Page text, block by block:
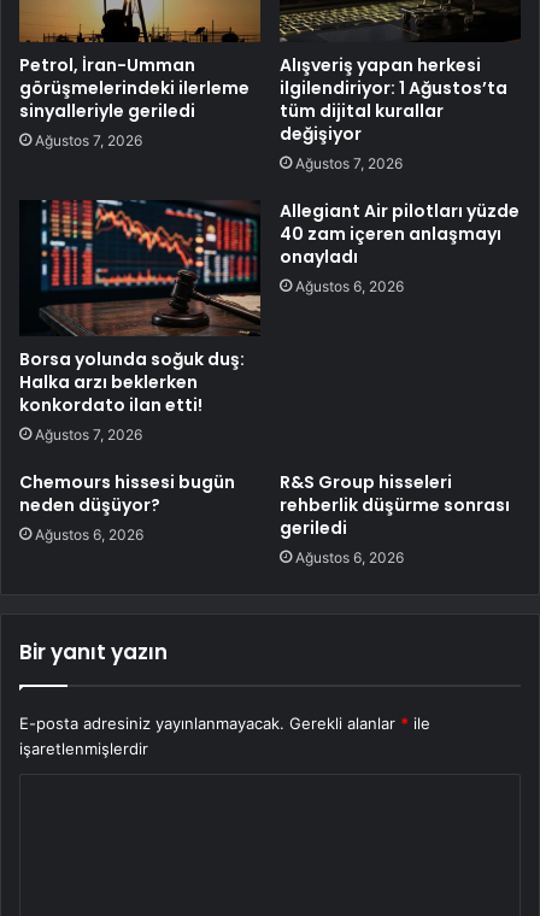
Petrol, İran-Umman
görüşmelerindeki ilerleme
sinyalleriyle geriledi
Ağustos 7, 2026
Alışveriş yapan herkesi
ilgilendiriyor: 1 Ağustos’ta
tüm dijital kurallar
değişiyor
Ağustos 7, 2026
Borsa yolunda soğuk duş:
Halka arzı beklerken
konkordato ilan etti!
Ağustos 7, 2026
Allegiant Air pilotları yüzde
40 zam içeren anlaşmayı
onayladı
Ağustos 6, 2026
Chemours hissesi bugün
neden düşüyor?
Ağustos 6, 2026
R&S Group hisseleri
rehberlik düşürme sonrası
geriledi
Ağustos 6, 2026
Bir yanıt yazın
E-posta adresiniz yayınlanmayacak. Gerekli alanlar * ile
işaretlenmişlerdir